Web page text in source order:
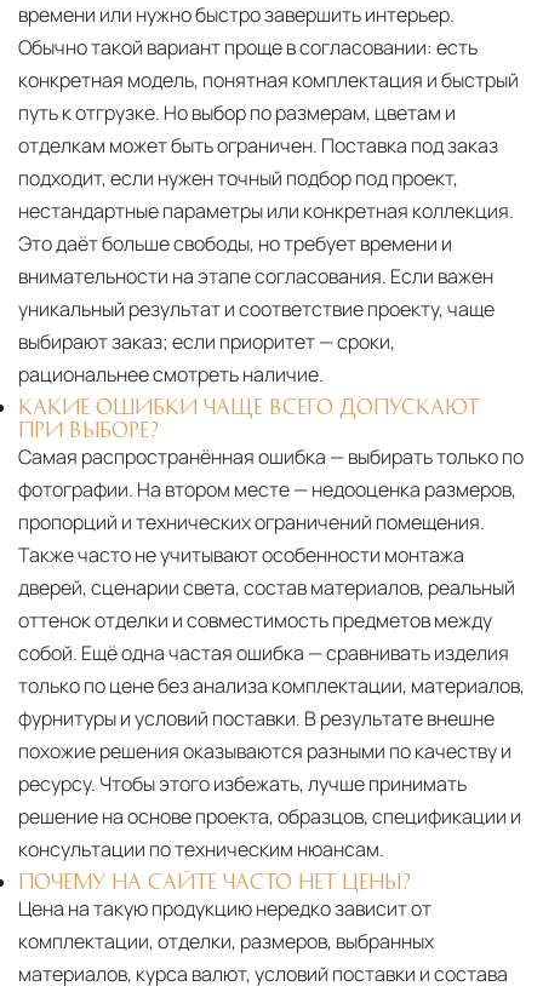
времени или нужно быстро завершить интерьер.
Обычно такой вариант проще в согласовании: есть
конкретная модель, понятная комплектация и быстрый
путь к отгрузке. Но выбор по размерам, цветам и
отделкам может быть ограничен. Поставка под заказ
подходит, если нужен точный подбор под проект,
нестандартные параметры или конкретная коллекция.
Это даёт больше свободы, но требует времени и
внимательности на этапе согласования. Если важен
уникальный результат и соответствие проекту, чаще
выбирают заказ; если приоритет — сроки,
рациональнее смотреть наличие.
КАКИЕ ОШИБКИ ЧАЩЕ ВСЕГО ДОПУСКАЮТ
ПРИ ВЫБОРЕ?
Самая распространённая ошибка — выбирать только по
фотографии. На втором месте — недооценка размеров,
пропорций и технических ограничений помещения.
Также часто не учитывают особенности монтажа
дверей, сценарии света, состав материалов, реальный
оттенок отделки и совместимость предметов между
собой. Ещё одна частая ошибка — сравнивать изделия
только по цене без анализа комплектации, материалов,
фурнитуры и условий поставки. В результате внешне
похожие решения оказываются разными по качеству и
ресурсу. Чтобы этого избежать, лучше принимать
решение на основе проекта, образцов, спецификации и
консультации по техническим нюансам.
ПОЧЕМУ НА САЙТЕ ЧАСТО НЕТ ЦЕНЫ?
Цена на такую продукцию нередко зависит от
комплектации, отделки, размеров, выбранных
материалов, курса валют, условий поставки и состава